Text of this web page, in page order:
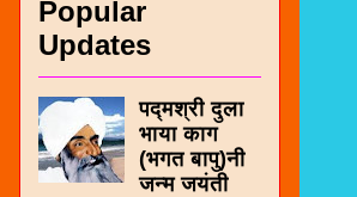
Popular
Updates
पद्मश्री दुला
भाया काग
(भगत बापु)नी
जन्म जयंती